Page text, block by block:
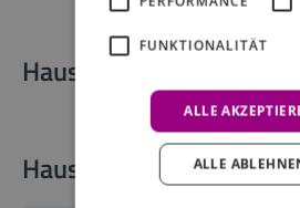
Hausdetails
Haus-Services
FUNKTIONALITÄT
ALLE
ALLE